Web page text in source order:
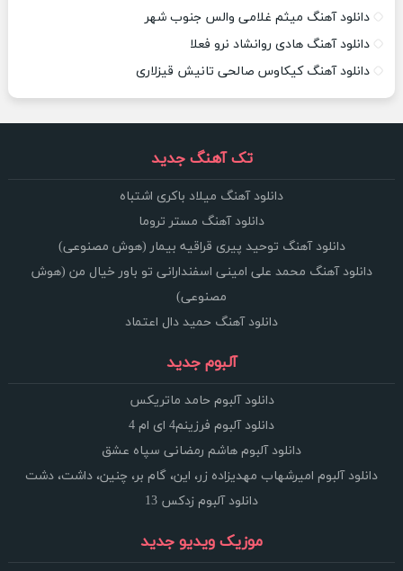
دانلود آهنگ میثم غلامی والس جنوب شهر
دانلود آهنگ هادی روانشاد نرو فعلا
دانلود آهنگ کیکاوس صالحی تانیش قیزلاری
تک آهنگ جدید
دانلود آهنگ میلاد باکری اشتباه
دانلود آهنگ مستر تروما
دانلود آهنگ توحید پیری قراقیه بیمار (هوش مصنوعی)
دانلود آهنگ محمد علی امینی اسفندارانی تو باور خیال من (هوش
مصنوعی)
دانلود آهنگ حمید دال اعتماد
آلبوم جدید
دانلود آلبوم حامد ماتریکس
دانلود آلبوم فرزینم4 ای ام 4
دانلود آلبوم هاشم رمضانی سپاه عشق
دانلود آلبوم امیرشهاب مهدیزاده زر، این، گام بر، چنین، داشت، دشت
دانلود آلبوم زدکس 13
موزیک ویدیو جدید